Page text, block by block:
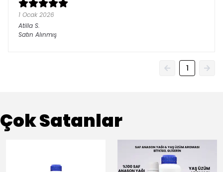
1 Ocak 2026
Atilla S.
Satın Alınmış
1
Çok Satanlar